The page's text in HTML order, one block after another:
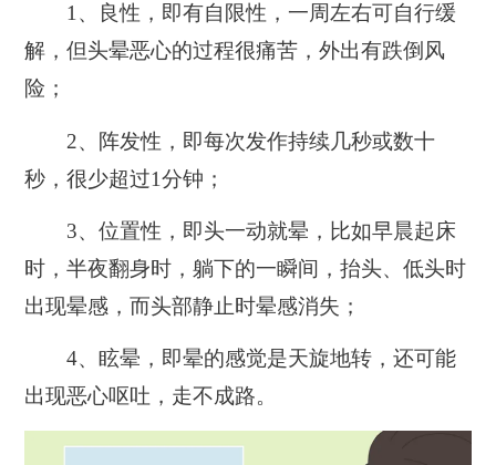
1、良性，即有自限性，一周左右可自行缓
解，但头晕恶心的过程很痛苦，外出有跌倒风
险；
2、阵发性，即每次发作持续几秒或数十
秒，很少超过1分钟；
3、位置性，即头一动就晕，比如早晨起床
时，半夜翻身时，躺下的一瞬间，抬头、低头时
出现晕感，而头部静止时晕感消失；
4、眩晕，即晕的感觉是天旋地转，还可能
出现恶心呕吐，走不成路。